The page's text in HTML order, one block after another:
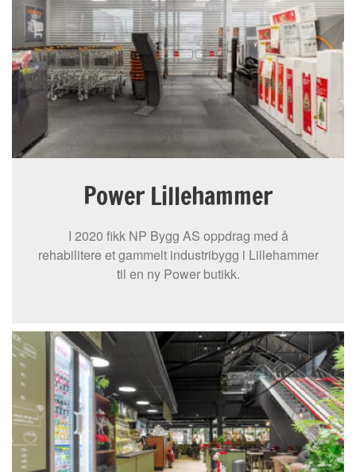
Power Lillehammer
I 2020 fikk NP Bygg AS oppdrag med å
rehabilitere et gammelt industribygg i Lillehammer
til en ny Power butikk.